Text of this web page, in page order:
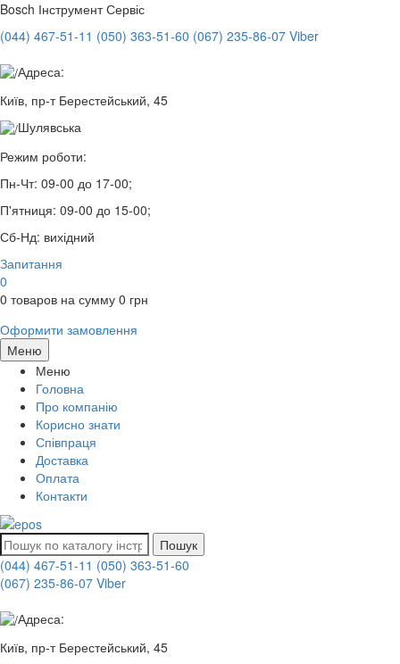
Bosch Інструмент Сервіс
(044) 467-51-11 (050) 363-51-60 (067) 235-86-07 Viber
Адреса:
Київ, пр-т Берестейський, 45
Шулявська
Режим роботи:
Пн-Чт: 09-00 до 17-00;
П'ятниця: 09-00 до 15-00;
Сб-Нд: вихідний
Запитання
0
0 товаров на сумму 0 грн
Оформити замовлення
Меню
Меню
Головна
Про компанію
Корисно знати
Співпраця
Доставка
Оплата
Контакти
Пошук
(044) 467-51-11 (050) 363-51-60
(067) 235-86-07 Viber
Адреса:
Київ, пр-т Берестейський, 45